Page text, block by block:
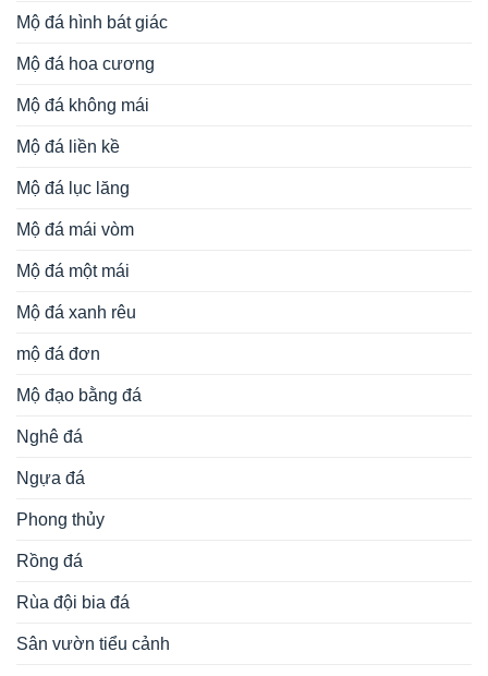
Mộ đá hình bát giác
Mộ đá hoa cương
Mộ đá không mái
Mộ đá liền kề
Mộ đá lục lăng
Mộ đá mái vòm
Mộ đá một mái
Mộ đá xanh rêu
mộ đá đơn
Mộ đạo bằng đá
Nghê đá
Ngựa đá
Phong thủy
Rồng đá
Rùa đội bia đá
Sân vườn tiểu cảnh